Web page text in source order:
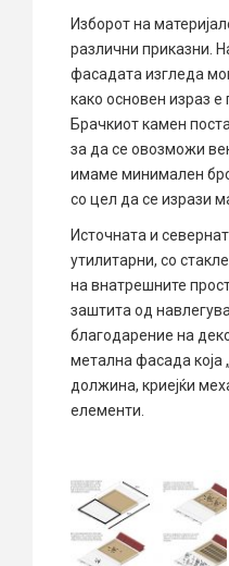
Изборот на
различни приказни.
фасадата изгледа
како основен израз
Брачкиот камен
за да се овозможи
имаме минимален
со цел да се изрази
Источната и
утилитарни, со
на внатрешните
заштита од
благодарение на
метална фасада која
должина, криејќи
елементи.